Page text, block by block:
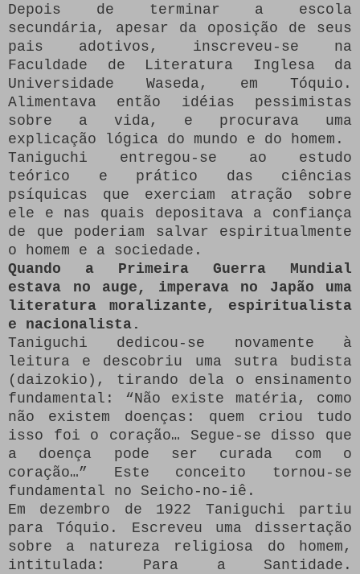
Depois de terminar a escola
secundária, apesar da oposição de seus
pais adotivos, inscreveu-se na
Faculdade de Literatura Inglesa da
Universidade Waseda, em Tóquio.
Alimentava então idéias pessimistas
sobre a vida, e procurava uma
explicação lógica do mundo e do homem.
Taniguchi entregou-se ao estudo
teórico e prático das ciências
psíquicas que exerciam atração sobre
ele e nas quais depositava a confiança
de que poderiam salvar espiritualmente
o homem e a sociedade.
Quando a Primeira Guerra Mundial
estava no auge, imperava no Japão uma
literatura moralizante, espiritualista
e nacionalista.
Taniguchi dedicou-se novamente à
leitura e descobriu uma sutra budista
(daizokio), tirando dela o ensinamento
fundamental: “Não existe matéria, como
não existem doenças: quem criou tudo
isso foi o coração… Segue-se disso que
a doença pode ser curada com o
coração…” Este conceito tornou-se
fundamental no Seicho-no-iê.
Em dezembro de 1922 Taniguchi partiu
para Tóquio. Escreveu uma dissertação
sobre a natureza religiosa do homem,
intitulada: Para a Santidade.